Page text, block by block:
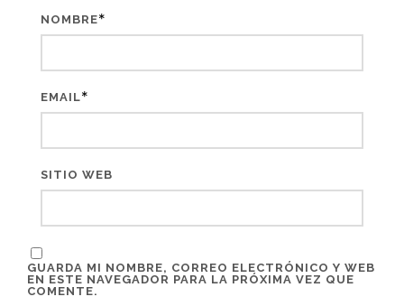
NOMBRE*
EMAIL*
SITIO WEB
GUARDA MI NOMBRE, CORREO ELECTRÓNICO Y WEB
EN ESTE NAVEGADOR PARA LA PRÓXIMA VEZ QUE
COMENTE.